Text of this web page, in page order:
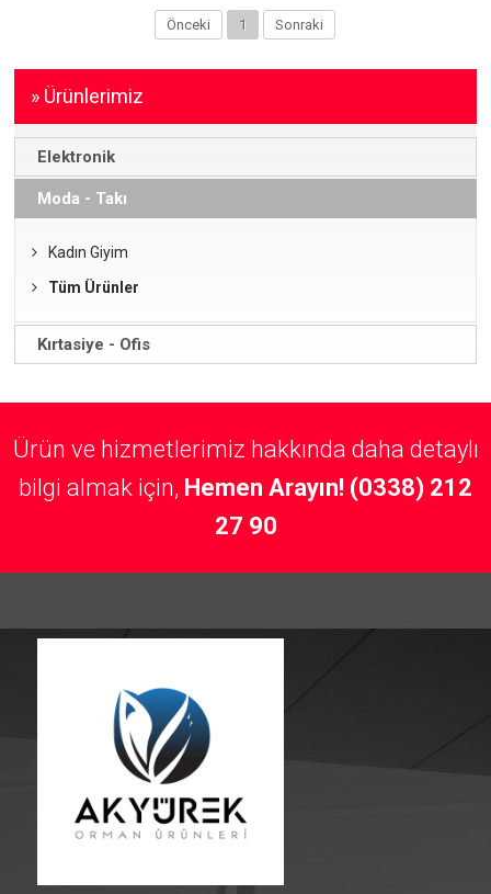
Önceki 1 Sonraki
» Ürünlerimiz
Elektronik
Moda - Takı
Kadın Giyim
Tüm Ürünler
Kırtasiye - Ofis
Ürün ve hizmetlerimiz hakkında daha detaylı
bilgi almak için, Hemen Arayın! (0338) 212
27 90